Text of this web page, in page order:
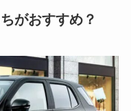
がおすすめ？